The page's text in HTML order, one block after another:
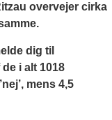
overvejer cirka
dig til
i alt 1018
mens 4,5